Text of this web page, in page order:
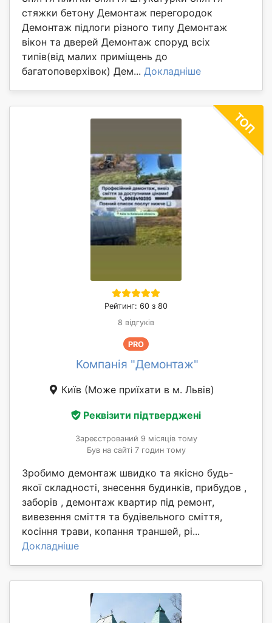
стяжки бетону Демонтаж перегородок
Демонтаж підлоги різного типу Демонтаж
вікон та дверей Демонтаж споруд всіх
типів(від малих приміщень до
багатоповерхівок) Дем... Докладніше
Рейтинг: 60 з 80
8 відгуків
PRO
Компанія "Демонтаж"
Київ (Може приїхати в м. Львів)
Реквізити підтверджені
Зареєстрований 9 місяців тому
Був на сайті 7 годин тому
Зробимо демонтаж швидко та якісно будь-
якої складності, знесення будинків, прибудов ,
заборів , демонтаж квартир під ремонт,
вивезення сміття та будівельного сміття,
косіння трави, копання траншей, рі...
Докладніше